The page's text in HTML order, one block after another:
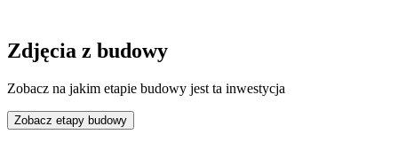
Zdjęcia z budowy
Zobacz na jakim etapie budowy jest ta inwestycja
Zobacz etapy budowy